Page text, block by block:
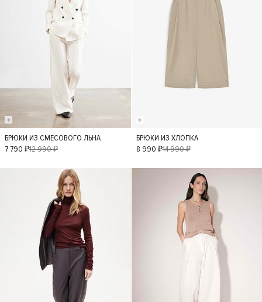
XS S
БРЮКИ ИЗ СМЕСОВОГО ЛЬНА
7 790 ₽12 990 ₽ XS S
БРЮКИ ИЗ ХЛОПКА
8 990 ₽14 990 ₽